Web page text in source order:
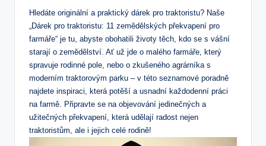
Hledáte originální a praktický dárek pro traktoristu? Naše
„Dárek pro traktoristu: 11 zemědělských překvapení pro
farmáře“ je tu, abyste obohatili životy těch, kdo se s vášní
starají o zemědělství. Ať už jde o malého farmáře, který
spravuje rodinné pole, nebo o zkušeného agrárníka s
moderním traktorovým parku – v této seznamové poradně
najdete inspiraci, která potěší a usnadní každodenní práci
na farmě. Připravte se na objevování jedinečných a
užitečných překvapení, která udělají radost nejen
traktoristům, ale i jejich celé rodině!